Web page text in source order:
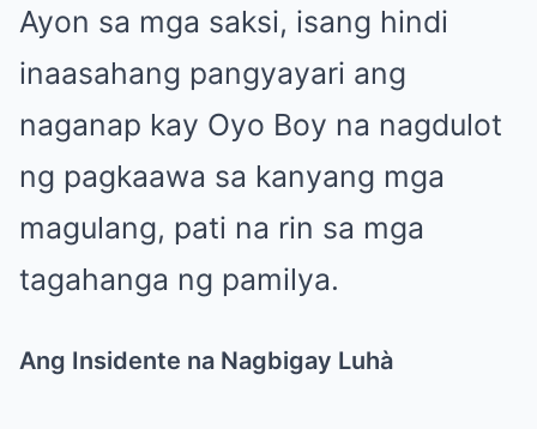
Ayon sa mga saksi, isang hindi
inaasahang pangyayari ang
naganap kay Oyo Boy na nagdulot
ng pagkaawa sa kanyang mga
magulang, pati na rin sa mga
tagahanga ng pamilya.
Ang Insidente na Nagbigay Luhà